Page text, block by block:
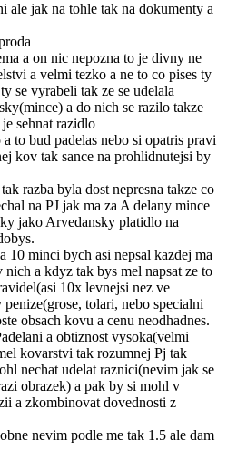
ale jak na tohle tak na dokumenty a
a on nic nepozna to je divny ne
a velmi tezko a ne to co pises ty
se vyrabeli tak ze se udelala
a do nich se razilo takze
sehnat razidlo
to bud padelas nebo si opatris pravi
kov tak sance na prohlidnutejsi by
razba byla dost nepresna takze co
na PJ jak ma za A delany mince
jako Arvedansky platidlo na
10 minci bych asi nepsal kazdej ma
a kdyz tak bys mel napsat ze to
10x levnejsi nez ve
tolari, nebo specialni
obsach kovu a cenu neodhadnes.
a obtiznost vysoka(velmi
kovarstvi tak rozumnej Pj tak
nechat udelat raznici(nevim jak se
obrazek) a pak by si mohl v
a zkombinovat dovednosti z
nevim podle me tak 1.5 ale dam